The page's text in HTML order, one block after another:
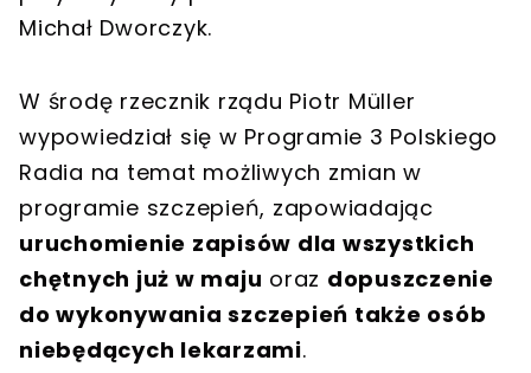
Michał Dworczyk.
W środę rzecznik rządu Piotr Müller
wypowiedział się w Programie 3 Polskiego
Radia na temat możliwych zmian w
programie szczepień, zapowiadając
uruchomienie zapisów dla wszystkich
chętnych już w maju oraz dopuszczenie
do wykonywania szczepień także osób
niebędących lekarzami.